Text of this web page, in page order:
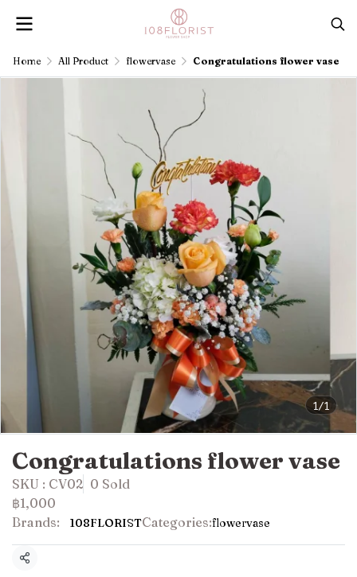
Home All Product flowervase Congratulations flower vase
1/1
Congratulations flower vase
SKU : CV02 0 Sold
฿1,000
Brands:
108FLORISTCategories:flowervase
Share